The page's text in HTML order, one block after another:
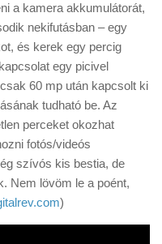
a kamera akkumulátorát,
nekifutásban – egy
és kerek egy percig
egy picivel
60 mp után kapcsolt ki
tudható be. Az
perceket okozhat
fotós/videós
szívós kis bestia, de
Nem lövöm le a poént,
)